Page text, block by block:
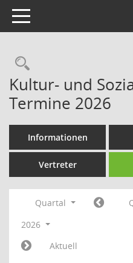
Toggle navigation
Kultur- und
Termine 2026
Informationen
Vertreter
Quartal
2026
Aktuell